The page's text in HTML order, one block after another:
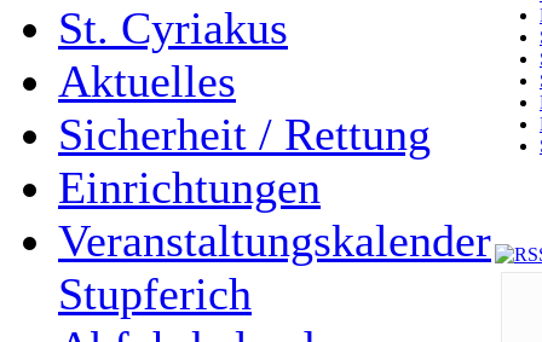
St. Cyriakus
Aktuelles
Sicherheit / Rettung
Einrichtungen
Veranstaltungskalender
Stupferich